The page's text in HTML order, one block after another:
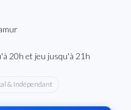
20h et jeu jusqu'à 21h
& indépendant